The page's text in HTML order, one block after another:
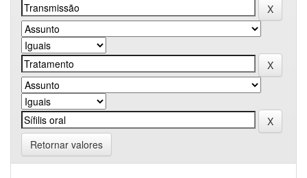
Retornar valores